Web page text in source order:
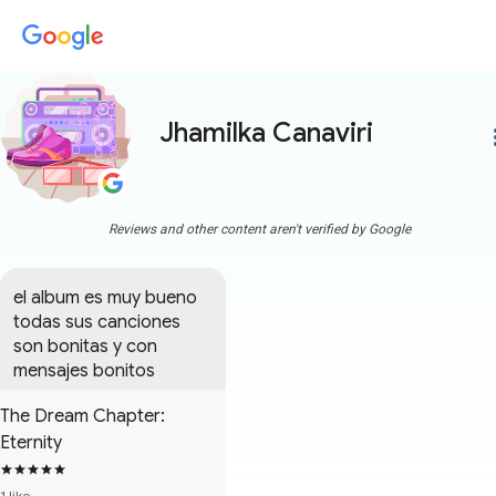
Jhamilka Canaviri
Reviews and other content aren't verified by Google
el album es muy bueno
todas sus canciones
son bonitas y con
mensajes bonitos
The Dream Chapter:
Eternity